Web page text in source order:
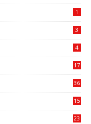
1
3
4
17
36
15
23